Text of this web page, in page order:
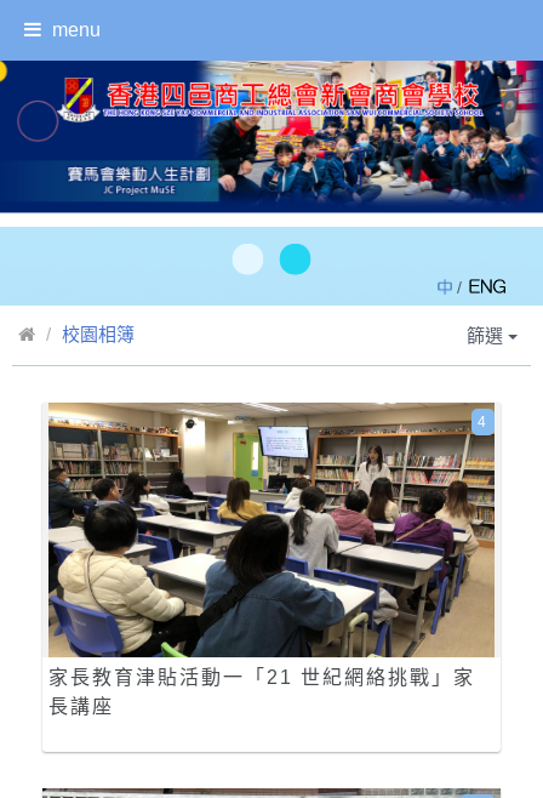
menu
/
校園相簿 篩選
家長教育津貼活動一「21 世紀網絡挑戰」家
長講座
4